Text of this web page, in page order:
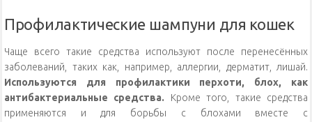
Профилактические шампуни для кошек
Чаще всего такие средства используют после перенесённых
заболеваний, таких как, например, аллергии, дерматит, лишай.
Используются для профилактики перхоти, блох, как
антибактериальные средства. Кроме того, такие средства
применяются и для борьбы с блохами вместе с